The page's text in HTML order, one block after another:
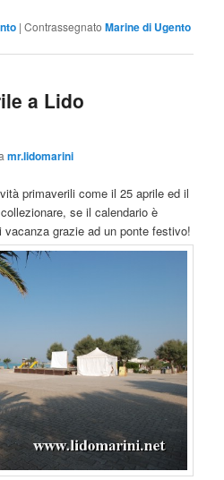
|Contrassegnato Marine di Ugento
a Lido
mr.lidomarini
primaverili come il 25 aprile ed il
se il calendario è
grazie ad un ponte festivo!